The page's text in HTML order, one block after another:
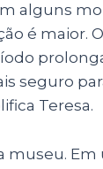
alguns
é maior.
seguro
Teresa.
museu.